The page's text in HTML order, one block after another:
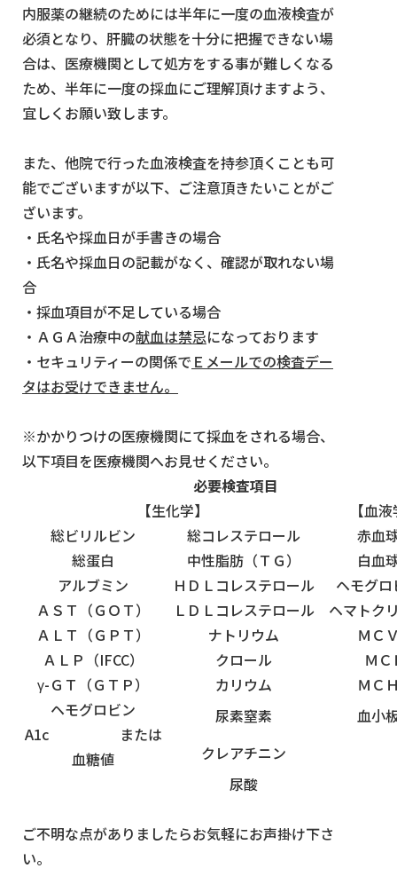
内服薬の継続のためには半年に一度の血液検査が
必須となり、肝臓の状態を十分に把握できない場
合は、医療機関として処方をする事が難しくなる
ため、半年に一度の採血にご理解頂けますよう、
宜しくお願い致します。
また、他院で行った血液検査を持参頂くことも可
能でございますが以下、ご注意頂きたいことがご
ざいます。
・氏名や採血日が手書きの場合
・氏名や採血日の記載がなく、確認が取れない場
合
・採血項目が不足している場合
・ＡＧＡ治療中の献血は禁忌になっております
・セキュリティーの関係で Ｅメールでの検査デー
タはお受けできません。
※かかりつけの医療機関にて採血をされる場合、
以下項目を医療機関へお見せください。
必要検査項目
【生化学】
【血
総ビリルビン
総コレステロール
赤血
総蛋白
中性脂肪（ＴＧ）
白血
アルブミン
ＨＤＬコレステロール
ヘモグ
ＡＳＴ（ＧＯＴ）
ＬＤＬコレステロール
ヘマトク
ＡＬＴ（ＧＰＴ）
ナトリウム
Ｍ
ＡＬＰ（IFCC）
クロール
ＭＣ
γ-ＧＴ（ＧＴＰ）
カリウム
ＭＣ
ヘモグロビン
A1c または
血糖値
尿素窒素
血小
クレアチニン
尿酸
ご不明な点がありましたらお気軽にお声掛け下さ
い。